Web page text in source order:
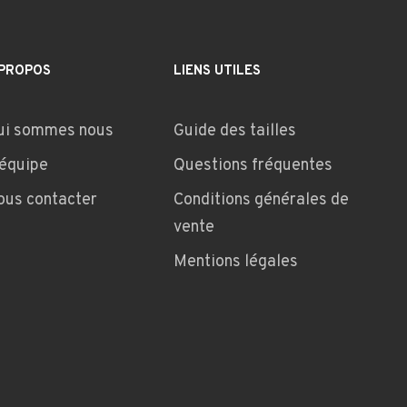
sommes nous
contacter
LIENS UTILES
Guide des tailles
Questions fréquentes
Conditions générales de
vente
Mentions légales